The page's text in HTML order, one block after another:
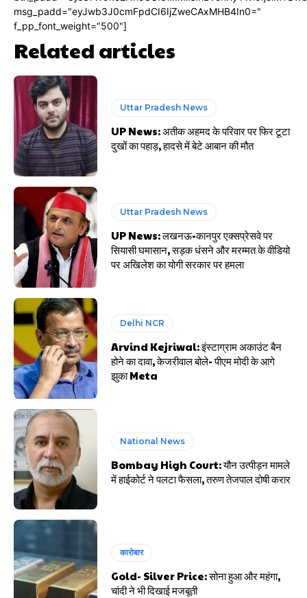
msg_padd="eyJwb3J0cmFpdCI6IjZweCAxMHB4In0="
f_pp_font_weight="500"]
Related articles
Uttar Pradesh News
UP News: अतीक अहमद के परिवार पर फिर टूटा
दुखों का पहाड़, हादसे में बेटे आबान की मौत
Uttar Pradesh News
UP News: लखनऊ-कानपुर एक्सप्रेसवे पर
सियासी घमासान, सड़क धंसने और मरम्मत के वीडियो
पर अखिलेश का योगी सरकार पर हमला
Delhi NCR
Arvind Kejriwal: इंस्टाग्राम अकाउंट बैन
होने का दावा, केजरीवाल बोले- पीएम मोदी के आगे
झुका Meta
National News
Bombay High Court: यौन उत्पीड़न मामले
में हाईकोर्ट ने पलटा फैसला, तरुण तेजपाल दोषी करार
कारोबार
Gold- Silver Price: सोना हुआ और महंगा,
चांदी ने भी दिखाई मजबूती